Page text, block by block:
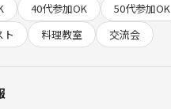
間に合うように！）
40代参加OK 50代参加OK
ト 料理教室 交流会